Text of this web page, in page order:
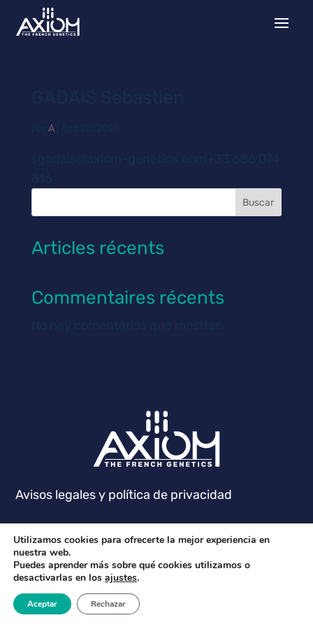
A|
Buscar
Articles récents
Commentaires récents
Avisos legales y política de privacidad
Utilizamos cookies para ofrecerte la mejor experiencia en
nuestra web.
Puedes aprender más sobre qué cookies utilizamos o
desactivarlas en los ajustes.
Aceptar Rechazar